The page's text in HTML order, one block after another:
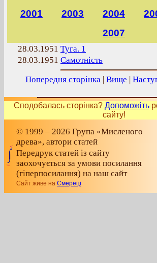
2001
2003 2004
2007
28.03.1951 Туга. 1
28.03.1951 Самотність
Попередня сторінка | Вище |
Сподобалась сторінка? Допоможіть
сайту!
© 1999 – 2026 Група «Мисленого
древа», автори статей
Передрук статей із сайту
заохочується за умови посилання
(гіперпосилання) на наш сайт
Сайт живе на Смереці